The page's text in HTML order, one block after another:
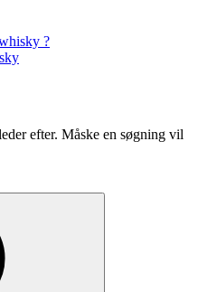
?
efter. Måske en søgning vil